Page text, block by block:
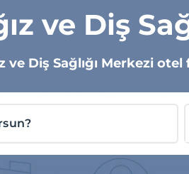
ve Diş
ve Diş Sağlığı Merkezi otel